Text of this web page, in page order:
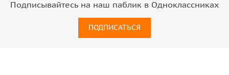
Подписывайтесь на наш паблик в Одноклассниках
ПОДПИСАТЬСЯ